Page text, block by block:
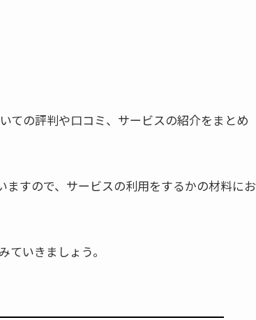
ての評判や口コミ、サービスの紹介をまとめ
すので、サービスの利用をするかの材料にお
いきましょう。